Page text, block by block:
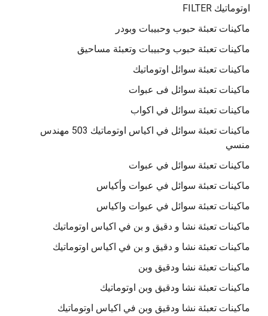
اوتوماتيك FILTER
ماكينات تعبئة حبوب وحبيبات وبودر
ماكينات تعبئة حبوب وحبيبات وتعبئة مساحيق
ماكينات تعبئة سوائل اوتوماتيك
ماكينات تعبئة سوائل فى عبوات
ماكينات تعبئة سوائل في اكواب
ماكينات تعبئة سوائل في اكياس اوتوماتيك 503 مهندس
منسي
ماكينات تعبئة سوائل في عبوات
ماكينات تعبئة سوائل في عبوات وأكياس
ماكينات تعبئة سوائل في عبوات واكياس
ماكينات تعبئة نشا و دقيق و بن في اكياس اوتوماتيك
ماكينات تعبئة نشا و دقيق و بن في اكياس اوتوماتيك
ماكينات تعبئة نشا ودقيق وبن
ماكينات تعبئة نشا ودقيق وبن اوتوماتيك
ماكينات تعبئة نشا ودقيق وبن في اكياس اوتوماتيك